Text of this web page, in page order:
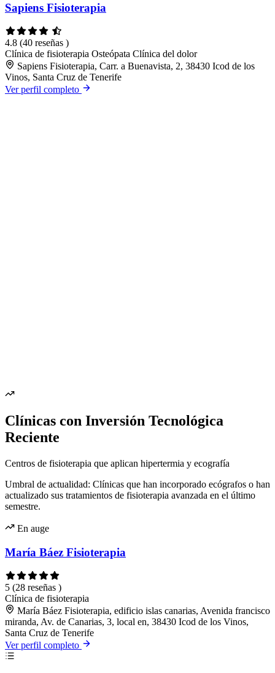
Sapiens Fisioterapia
4.8 (40 reseñas )
Clínica de fisioterapia Osteópata Clínica del dolor
Sapiens Fisioterapia, Carr. a Buenavista, 2, 38430 Icod de los
Vinos, Santa Cruz de Tenerife
Ver perfil completo
Clínicas con Inversión Tecnológica
Reciente
Centros de fisioterapia que aplican hipertermia y ecografía
Umbral de actualidad: Clínicas que han incorporado ecógrafos o han
actualizado sus tratamientos de fisioterapia avanzada en el último
semestre.
En auge
María Báez Fisioterapia
5 (28 reseñas )
Clínica de fisioterapia
María Báez Fisioterapia, edificio islas canarias, Avenida francisco
miranda, Av. de Canarias, 3, local en, 38430 Icod de los Vinos,
Santa Cruz de Tenerife
Ver perfil completo